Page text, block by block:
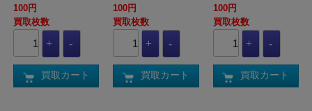
100円
買取枚数
買取カート
100円
買取枚数
買取カート
100円
買取枚数
買取カート